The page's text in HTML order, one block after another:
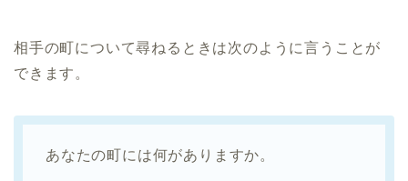
相手の町について尋ねるときは次のように言うことが
できます。
あなたの町には何がありますか。